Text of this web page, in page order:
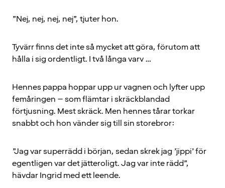
”Nej, nej, nej, nej”, tjuter hon.
Tyvärr finns det inte så mycket att göra, förutom att
hålla i sig ordentligt. I två långa varv …
Hennes pappa hoppar upp ur vagnen och lyfter upp
femåringen – som flämtar i skräckblandad
förtjusning. Mest skräck. Men hennes tårar torkar
snabbt och hon vänder sig till sin storebror:
”Jag var superrädd i början, sedan skrek jag ’jippi’ för
egentligen var det jätteroligt. Jag var inte rädd”,
hävdar Ingrid med ett leende.